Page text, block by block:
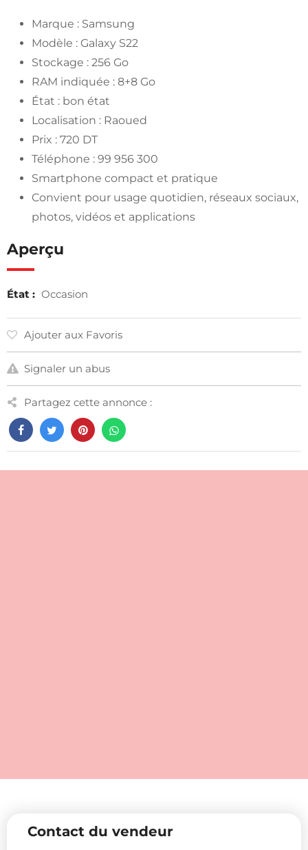
Marque : Samsung
Modèle : Galaxy S22
Stockage : 256 Go
RAM indiquée : 8+8 Go
État : bon état
Localisation : Raoued
Prix : 720 DT
Téléphone : 99 956 300
Smartphone compact et pratique
Convient pour usage quotidien, réseaux sociaux,
photos, vidéos et applications
Aperçu
État : Occasion
Ajouter aux Favoris
Signaler un abus
Partagez cette annonce :
Contact du vendeur